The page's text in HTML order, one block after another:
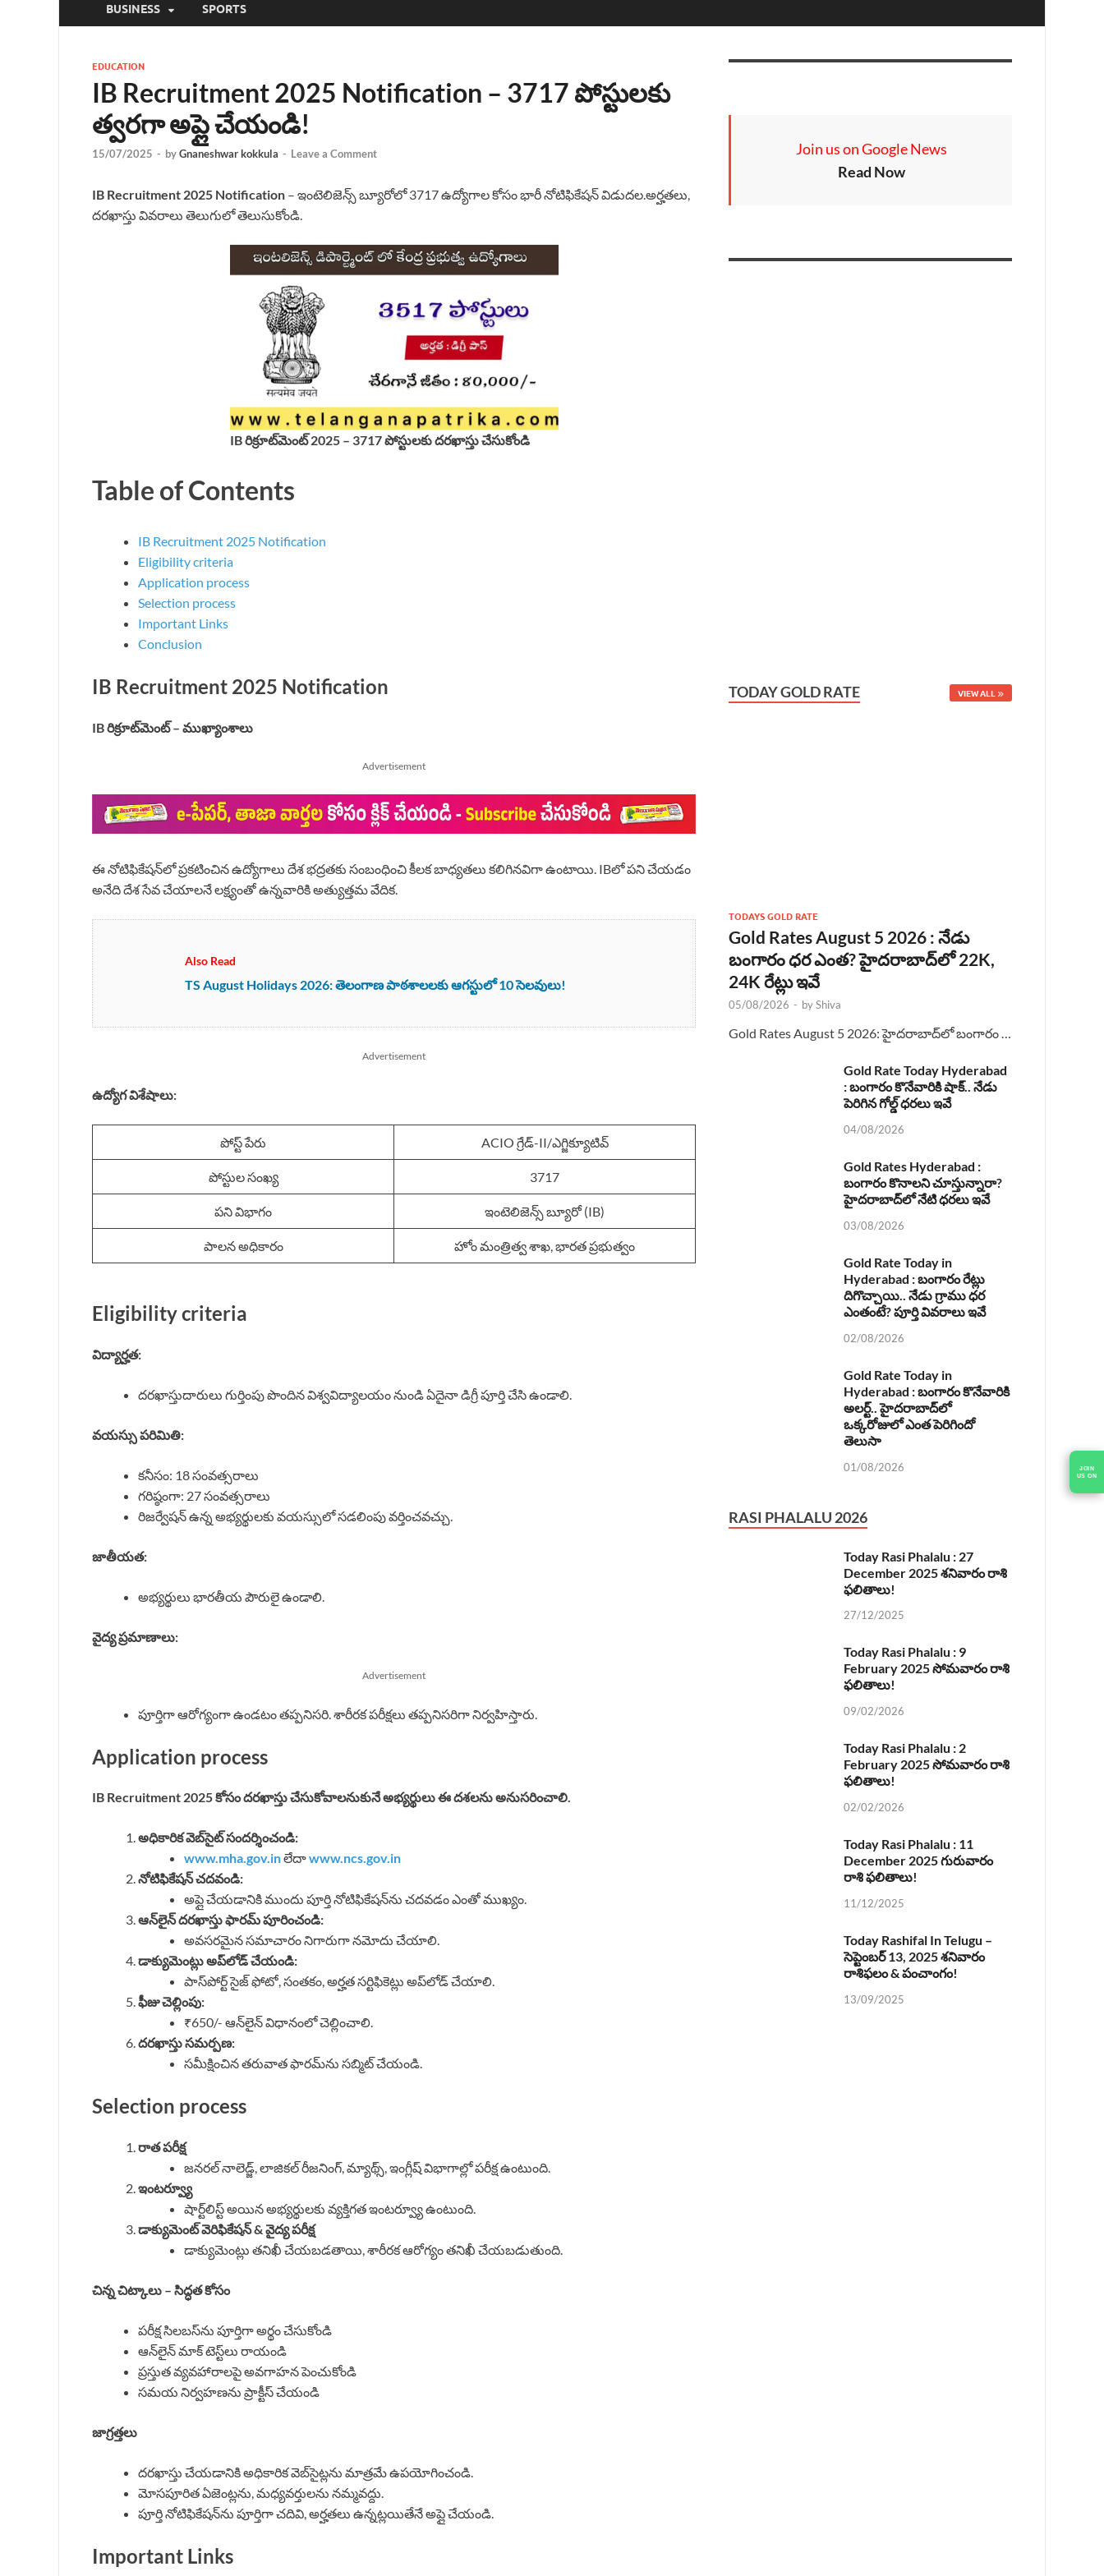
JOIN
US ON
BUSINESS SPORTS
EDUCATION
IB Recruitment 2025 Notification – 3717 పోస్టులకు
త్వరగా అప్లై చేయండి!
15/07/2025 - byGnaneshwar kokkula - Leave a Comment
IB Recruitment 2025 Notification – ఇంటెలిజెన్స్ బ్యూరోలో 3717 ఉద్యోగాల కోసం భారీ నోటిఫికేషన్ విడుదల.అర్హతలు,
దరఖాస్తు వివరాలు తెలుగులో తెలుసుకోండి.
IB రిక్రూట్‌మెంట్ 2025 – 3717 పోస్టులకు దరఖాస్తు చేసుకోండి
Table of Contents
IB Recruitment 2025 Notification
Eligibility criteria
Application process
Selection process
Important Links
Conclusion
IB Recruitment 2025 Notification
IB రిక్రూట్‌మెంట్ – ముఖ్యాంశాలు
Advertisement
ఈ నోటిఫికేషన్‌లో ప్రకటించిన ఉద్యోగాలు దేశ భద్రతకు సంబంధించి కీలక బాధ్యతలు కలిగినవిగా ఉంటాయి. IBలో పని చేయడం
అనేది దేశ సేవ చేయాలనే లక్ష్యంతో ఉన్నవారికి అత్యుత్తమ వేదిక.
Also Read
TS August Holidays 2026: తెలంగాణ పాఠశాలలకు ఆగస్టులో 10 సెలవులు!
Advertisement
ఉద్యోగ విశేషాలు:
పోస్ట్ పేరు ACIO గ్రేడ్-II/ఎగ్జిక్యూటివ్
పోస్టుల సంఖ్య 3717
పని విభాగం ఇంటెలిజెన్స్ బ్యూరో (IB)
పాలన అధికారం హోం మంత్రిత్వ శాఖ, భారత ప్రభుత్వం
Eligibility criteria
విద్యార్హత:
దరఖాస్తుదారులు గుర్తింపు పొందిన విశ్వవిద్యాలయం నుండి ఏదైనా డిగ్రీ పూర్తి చేసి ఉండాలి.
వయస్సు పరిమితి:
కనీసం: 18 సంవత్సరాలు
గరిష్ఠంగా: 27 సంవత్సరాలు
రిజర్వేషన్ ఉన్న అభ్యర్థులకు వయస్సులో సడలింపు వర్తించవచ్చు.
జాతీయత:
అభ్యర్థులు భారతీయ పౌరులై ఉండాలి.
వైద్య ప్రమాణాలు:
Advertisement
పూర్తిగా ఆరోగ్యంగా ఉండటం తప్పనిసరి. శారీరక పరీక్షలు తప్పనిసరిగా నిర్వహిస్తారు.
Application process
IB Recruitment 2025 కోసం దరఖాస్తు చేసుకోవాలనుకునే అభ్యర్థులు ఈ దశలను అనుసరించాలి.
అధికారిక వెబ్‌సైట్ సందర్శించండి:
www.mha.gov.inలేదాwww.ncs.gov.in
నోటిఫికేషన్ చదవండి:
అప్లై చేయడానికి ముందు పూర్తి నోటిఫికేషన్‌ను చదవడం ఎంతో ముఖ్యం.
ఆన్‌లైన్ దరఖాస్తు ఫారమ్ పూరించండి:
అవసరమైన సమాచారం నిగారుగా నమోదు చేయాలి.
డాక్యుమెంట్లు అప్‌లోడ్ చేయండి:
పాస్‌పోర్ట్ సైజ్ ఫోటో, సంతకం, అర్హత సర్టిఫికెట్లు అప్‌లోడ్ చేయాలి.
ఫీజు చెల్లింపు:
₹650/- ఆన్‌లైన్ విధానంలో చెల్లించాలి.
దరఖాస్తు సమర్పణ:
సమీక్షించిన తరువాత ఫారమ్‌ను సబ్మిట్ చేయండి.
Selection process
రాత పరీక్ష
జనరల్ నాలెడ్జ్, లాజికల్ రీజనింగ్, మ్యాథ్స్, ఇంగ్లీష్ విభాగాల్లో పరీక్ష ఉంటుంది.
ఇంటర్వ్యూ
షార్ట్‌లిస్ట్ అయిన అభ్యర్థులకు వ్యక్తిగత ఇంటర్వ్యూ ఉంటుంది.
డాక్యుమెంట్ వెరిఫికేషన్ & వైద్య పరీక్ష
డాక్యుమెంట్లు తనిఖీ చేయబడతాయి, శారీరక ఆరోగ్యం తనిఖీ చేయబడుతుంది.
చిన్న చిట్కాలు – సిద్ధత కోసం
పరీక్ష సిలబస్‌ను పూర్తిగా అర్థం చేసుకోండి
ఆన్‌లైన్ మాక్ టెస్ట్‌లు రాయండి
ప్రస్తుత వ్యవహారాలపై అవగాహన పెంచుకోండి
సమయ నిర్వహణను ప్రాక్టీస్ చేయండి
జాగ్రత్తలు
దరఖాస్తు చేయడానికి అధికారిక వెబ్‌సైట్లను మాత్రమే ఉపయోగించండి.
మోసపూరిత ఏజెంట్లను, మధ్యవర్తులను నమ్మవద్దు.
పూర్తి నోటిఫికేషన్‌ను పూర్తిగా చదివి, అర్హతలు ఉన్నట్లయితేనే అప్లై చేయండి.
Important Links
Join us on Google News
Read Now
TODAY GOLD RATE VIEW ALL
TODAYS GOLD RATE
Gold Rates August 5 2026 : నేడు
బంగారం ధర ఎంత? హైదరాబాద్‌లో 22K,
24K రేట్లు ఇవే
05/08/2026 - byShiva
Gold Rates August 5 2026: హైదరాబాద్‌లో బంగారం …
Gold Rate Today Hyderabad
: బంగారం కొనేవారికి షాక్.. నేడు
పెరిగిన గోల్డ్ ధరలు ఇవే
04/08/2026
Gold Rates Hyderabad :
బంగారం కొనాలని చూస్తున్నారా?
హైదరాబాద్‌లో నేటి ధరలు ఇవే
03/08/2026
Gold Rate Today in
Hyderabad : బంగారం రేట్లు
దిగొచ్చాయి.. నేడు గ్రాము ధర
ఎంతంటే? పూర్తి వివరాలు ఇవే
02/08/2026
Gold Rate Today in
Hyderabad : బంగారం కొనేవారికి
అలర్ట్.. హైదరాబాద్‌లో
ఒక్కరోజులో ఎంత పెరిగిందో
తెలుసా
01/08/2026
RASI PHALALU 2026
Today Rasi Phalalu : 27
December 2025 శనివారం రాశి
ఫలితాలు!
27/12/2025
Today Rasi Phalalu : 9
February 2025 సోమవారం రాశి
ఫలితాలు!
09/02/2026
Today Rasi Phalalu : 2
February 2025 సోమవారం రాశి
ఫలితాలు!
02/02/2026
Today Rasi Phalalu : 11
December 2025 గురువారం
రాశి ఫలితాలు!
11/12/2025
Today Rashifal In Telugu –
సెప్టెంబర్ 13, 2025 శనివారం
రాశిఫలం & పంచాంగం!
13/09/2025